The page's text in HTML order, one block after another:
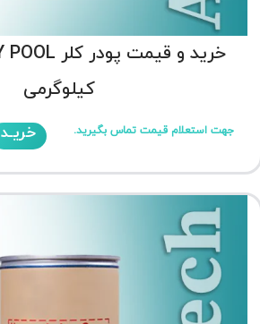
کیلوگرمی
جهت استعلام قیمت تماس بگیرید. خریـد